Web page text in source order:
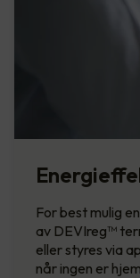
For best mulig
av DEVIreg™
eller styres via
når ingen er